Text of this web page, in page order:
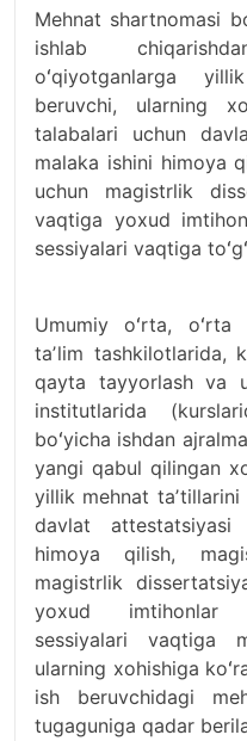
Mehnat shartnomasi
ishlab
oʻqiyotganlarga
beruvchi, ularning
talabalari uchun
malaka ishini himoya
uchun magistrlik
vaqtiga yoxud
sessiyalari vaqtiga
Umumiy oʻrta, oʻrta
taʼlim tashkilotlarida,
qayta tayyorlash va
institutlarida
boʻyicha ishdan
yangi qabul qilingan
yillik mehnat
davlat
himoya qilish,
magistrlik
yoxud imtihonlar
sessiyalari vaqtiga
ularning xohishiga
ish beruvchidagi
tugaguniga qadar